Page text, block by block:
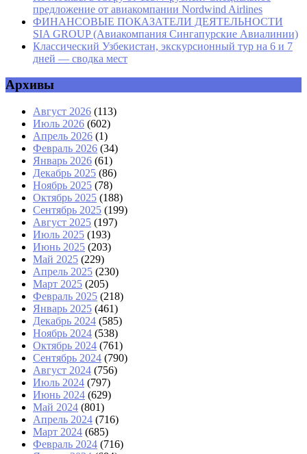
предложение от авиакомпании Nordwind Airlines
ФИНАНСОВЫЕ ПОКАЗАТЕЛИ ДЕЯТЕЛЬНОСТИ
SIA GROUP (Авиакомпания Сингапурские Авиалинии)
Классический Узбекистан, экскурсионный тур на 6 и 7
дней — сводка мест
Архивы
Август 2026 (113)
Июль 2026 (602)
Апрель 2026 (1)
Февраль 2026 (34)
Январь 2026 (61)
Декабрь 2025 (86)
Ноябрь 2025 (78)
Октябрь 2025 (188)
Сентябрь 2025 (199)
Август 2025 (197)
Июль 2025 (193)
Июнь 2025 (203)
Май 2025 (229)
Апрель 2025 (230)
Март 2025 (205)
Февраль 2025 (218)
Январь 2025 (461)
Декабрь 2024 (585)
Ноябрь 2024 (538)
Октябрь 2024 (761)
Сентябрь 2024 (790)
Август 2024 (756)
Июль 2024 (797)
Июнь 2024 (629)
Май 2024 (801)
Апрель 2024 (716)
Март 2024 (685)
Февраль 2024 (716)